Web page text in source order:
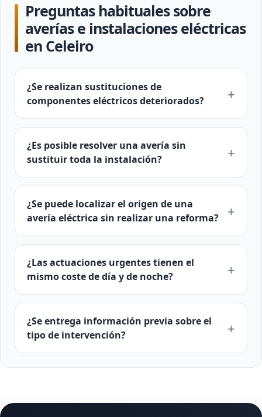
Preguntas habituales sobre
averías e instalaciones eléctricas
en Celeiro
¿Se realizan sustituciones de
componentes eléctricos deteriorados?
¿Es posible resolver una avería sin
sustituir toda la instalación?
¿Se puede localizar el origen de una
avería eléctrica sin realizar una reforma?
¿Las actuaciones urgentes tienen el
mismo coste de día y de noche?
¿Se entrega información previa sobre el
tipo de intervención?